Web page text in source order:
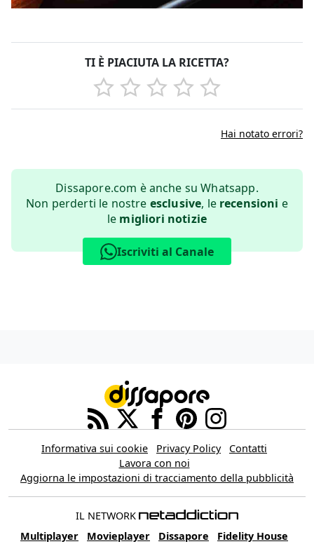
TI È PIACIUTA LA RICETTA?
Hai notato errori?
Dissapore.com è anche su Whatsapp.
Non perderti le nostre esclusive, le recensioni e
le migliori notizie
Iscriviti al Canale
Informativa sui cookie Privacy Policy
Contatti
Lavora con noi
Aggiorna le impostazioni di tracciamento della pubblicità
IL NETWORK
Multiplayer
Movieplayer Dissapore
Fidelity House